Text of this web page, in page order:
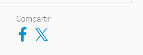
Compartir
Compartir en Facebook
Compartir en Twitter